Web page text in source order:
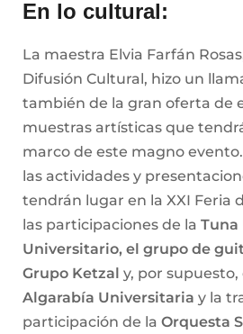
En lo cultural:
La maestra Elvia Farfán
Difusión Cultural, hizo un
también de la gran oferta de
muestras artísticas que
marco de este magno
las actividades y
tendrán lugar en la XXI Feria
las participaciones de la Tuna
Universitario, el grupo de
Grupo Ketzal y, por
Algarabía Universitaria y la
participación de la Orquesta